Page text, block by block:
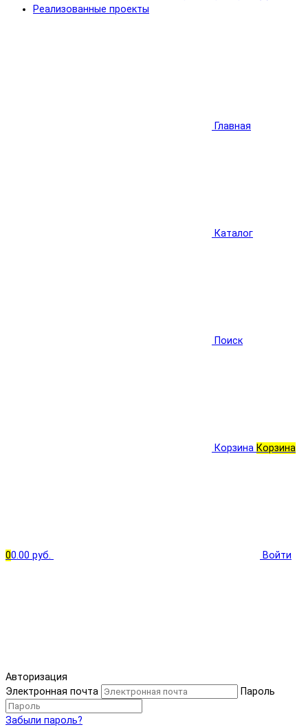
Реализованные проекты
Главная
Каталог
Поиск
Корзина Корзина
00.00 руб. Войти
Авторизация
Электронная почта
Пароль
Забыли пароль?